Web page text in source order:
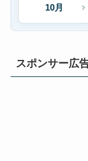
10月
スポンサー広